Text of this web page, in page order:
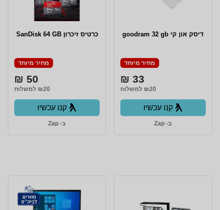
דיסק און קי goodram 32 gb
מחיר מיוחד
33 ₪
₪20 למשלוח
קנו עכשיו
ב- Zap
כרטיס זיכרון SanDisk 64 GB
מחיר מיוחד
50 ₪
₪20 למשלוח
קנו עכשיו
ב- Zap